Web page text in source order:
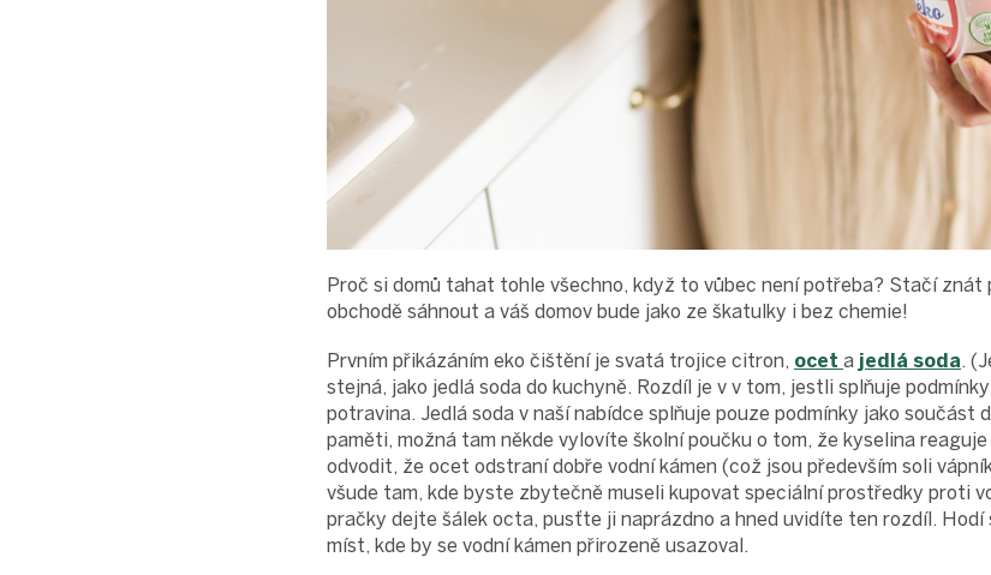
Proč si domů tahat tohle všechno, když to vůbec není potřeba? Stačí znát
obchodě sáhnout a váš domov bude jako ze škatulky i bez chemie!
Prvním přikázáním eko čištění je svatá trojice citron, ocet a jedlá soda.
stejná, jako jedlá soda do kuchyně. Rozdíl je v v tom, jestli splňuje
potravina. Jedlá soda v naší nabídce splňuje pouze podmínky jako součást
paměti, možná tam někde vylovíte školní poučku o tom, že kyselina
odvodit, že ocet odstraní dobře vodní kámen (což jsou především soli
všude tam, kde byste zbytečně museli kupovat speciální prostředky proti
pračky dejte šálek octa, pusťte ji naprázdno a hned uvidíte ten rozdíl. Hodí
míst, kde by se vodní kámen přirozeně usazoval.